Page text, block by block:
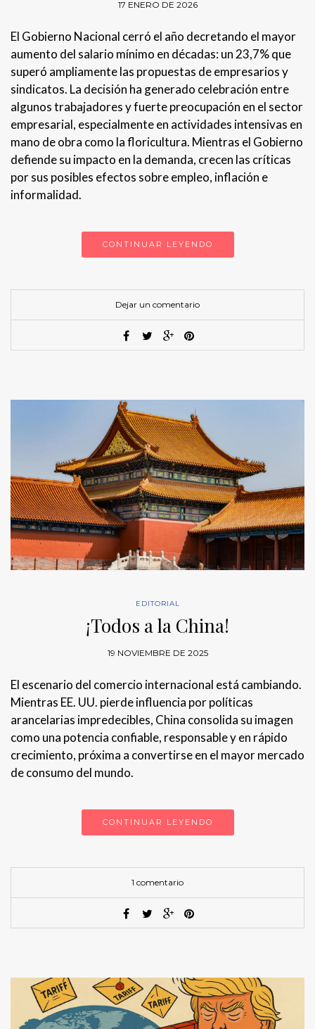
17 ENERO DE 2026
El Gobierno Nacional cerró el año decretando el mayor
aumento del salario mínimo en décadas: un 23,7% que
superó ampliamente las propuestas de empresarios y
sindicatos. La decisión ha generado celebración entre
algunos trabajadores y fuerte preocupación en el sector
empresarial, especialmente en actividades intensivas en
mano de obra como la floricultura. Mientras el Gobierno
defiende su impacto en la demanda, crecen las críticas
por sus posibles efectos sobre empleo, inflación e
informalidad.
CONTINUAR LEYENDO
Dejar un comentario
EDITORIAL
¡Todos a la China!
19 NOVIEMBRE DE 2025
El escenario del comercio internacional está cambiando.
Mientras EE. UU. pierde influencia por políticas
arancelarias impredecibles, China consolida su imagen
como una potencia confiable, responsable y en rápido
crecimiento, próxima a convertirse en el mayor mercado
de consumo del mundo.
CONTINUAR LEYENDO
1 comentario